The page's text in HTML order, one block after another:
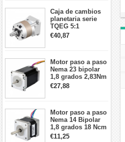
Robot CNC DIY
Caja de cambios
planetaria serie
TQEG 5:1
contragolpe 15
arcmin para motor
€40,87
Motor paso a paso
Nema 23 bipolar
1,8 grados 2,83Nm
4A 2,26 V
57x57x84mm 8
€27,88
Motor paso a paso
Nema 14 Bipolar
1,8 grados 18 Ncm
0,8 A 5,74 V 35 x
€11,25